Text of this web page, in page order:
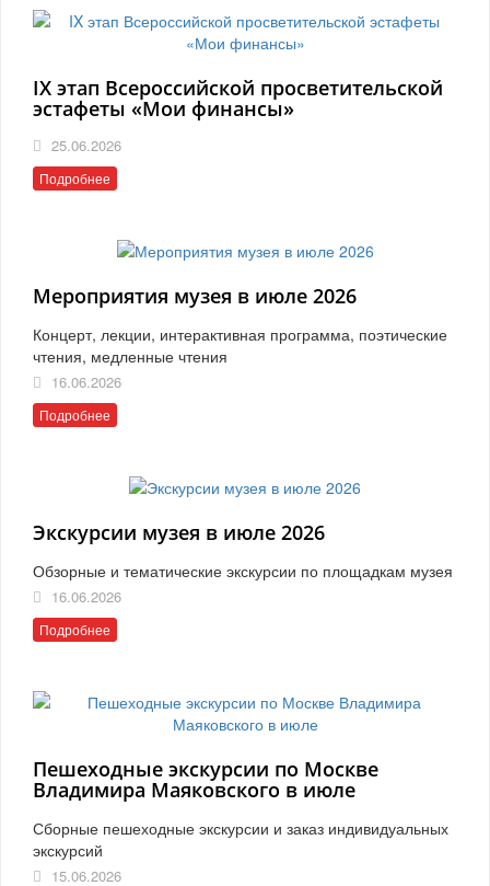
IX этап Всероссийской просветительской
эстафеты «Мои финансы»
25.06.2026
Подробнее
Мероприятия музея в июле 2026
Концерт, лекции, интерактивная программа, поэтические
чтения, медленные чтения
16.06.2026
Подробнее
Экскурсии музея в июле 2026
Обзорные и тематические экскурсии по площадкам музея
16.06.2026
Подробнее
Пешеходные экскурсии по Москве
Владимира Маяковского в июле
Сборные пешеходные экскурсии и заказ индивидуальных
экскурсий
15.06.2026